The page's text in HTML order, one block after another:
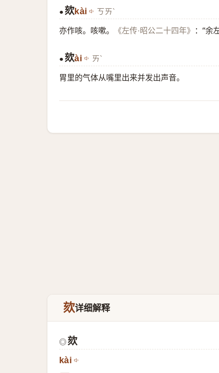
● 欬kài ㄎㄞˋ
亦作咳。咳嗽。 《左传·昭公二十四年》 ：“余
● 欬ài ㄞˋ
胃里的气体从嘴里出来并发出声音。
欬详细解释
◎欬
kài